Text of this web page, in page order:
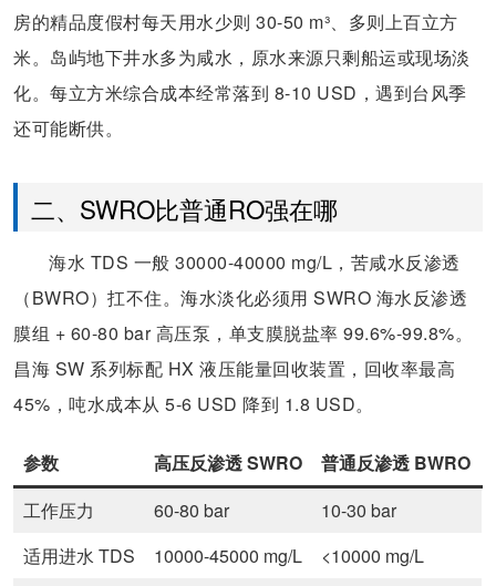
房的精品度假村每天用水少则 30-50 m³、多则上百立方
米。岛屿地下井水多为咸水，原水来源只剩船运或现场淡
化。每立方米综合成本经常落到 8-10 USD，遇到台风季
还可能断供。
二、SWRO比普通RO强在哪
海水 TDS 一般 30000-40000 mg/L，苦咸水反渗透
（BWRO）扛不住。海水淡化必须用 SWRO 海水反渗透
膜组 + 60-80 bar 高压泵，单支膜脱盐率 99.6%-99.8%。
昌海 SW 系列标配 HX 液压能量回收装置，回收率最高
45%，吨水成本从 5-6 USD 降到 1.8 USD。
参数 高压反渗透 SWRO
普通反渗透 BWRO
工作压力
60-80 bar
10-30 bar
适用进水 TDS
10000-45000 mg/L
<10000 mg/L